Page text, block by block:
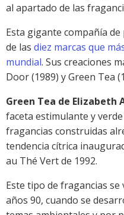
al apartado de las
Esta gigante compañía
de las diez marcas que
mundial. Sus creaciones
Door (1989) y Green Tea
Green Tea de Elizabeth
faceta estimulante y
fragancias construidas
tendencia cítrica
au Thé Vert de 1992.
Este tipo de fragancias
años 90, cuando se